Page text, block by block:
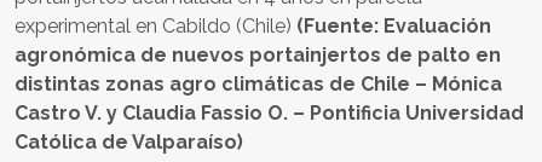
experimental en Cabildo (Chile) (Fuente: Evaluación
agronómica de nuevos portainjertos de palto en
distintas zonas agro climáticas de Chile – Mónica
Castro V. y Claudia Fassio O. – Pontificia Universidad
Católica de Valparaíso)